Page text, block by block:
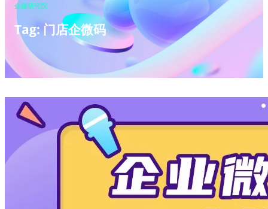
企微研究院
Tag: 门店企微码